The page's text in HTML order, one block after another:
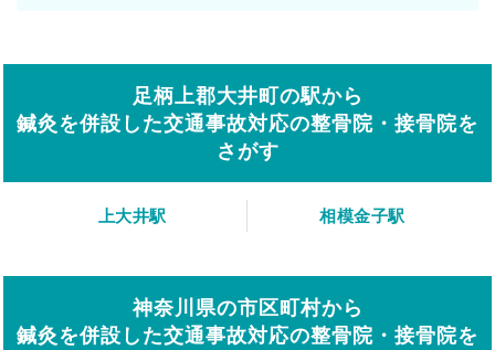
足柄上郡大井町の駅から
鍼灸を併設した交通事故対応の整骨院・接骨院を
さがす
上大井駅 相模金子駅
神奈川県の市区町村から
鍼灸を併設した交通事故対応の整骨院・接骨院を